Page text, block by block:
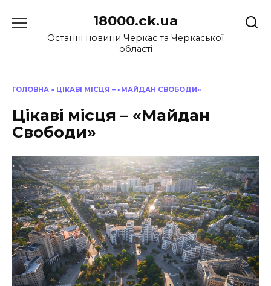
до
18000.ck.ua
Останні новини Черкас та Черкаської
області
ГОЛОВНА » ЦІКАВІ МІСЦЯ – «МАЙДАН СВОБОДИ»
Цікаві місця – «Майдан
Свободи»